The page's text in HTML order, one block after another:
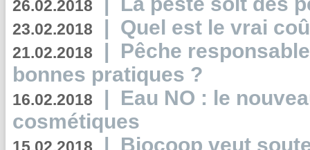
26.02.2018
23.02.2018 | Quel est le vrai
21.02.2018 | Pêche
bonnes pratiques ?
16.02.2018 | Eau NO : le
cosmétiques
| Biocoop veut